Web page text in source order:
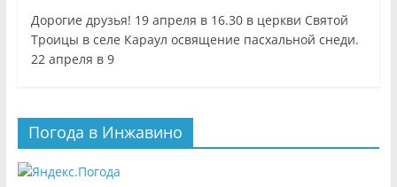
Дорогие друзья! 19 апреля в 16.30 в церкви Святой
Троицы в селе Караул освящение пасхальной снеди.
22 апреля в 9
Погода в Инжавино